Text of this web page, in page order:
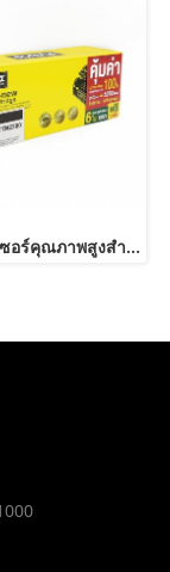
ตลับหมึกเลเซอร์คุณภาพสูงสำหรับ Brother รุ่น TN2380 /TN2360 NEW-JUMBO